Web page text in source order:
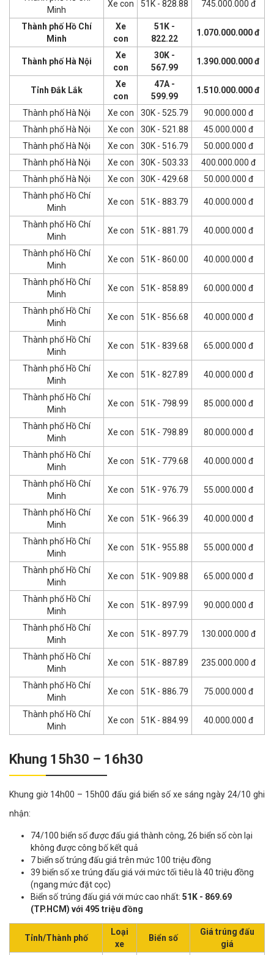
Minh
Xe con 51K - 828.88 745.000.000 đ
Thành phố Hồ Chí
Minh
Xe
con
51K -
822.22
1.070.000.000 đ
Thành phố Hà Nội
Xe
con
30K -
567.99
1.390.000.000 đ
Tỉnh Đắk Lắk
Xe
con
47A -
599.99
1.510.000.000 đ
Thành phố Hà Nội Xe con 30K - 525.79
90.000.000 đ
Thành phố Hà Nội
Xe con 30K - 521.88
45.000.000 đ
Thành phố Hà Nội
Xe con 30K - 516.79
50.000.000 đ
Thành phố Hà Nội
Xe con 30K - 503.33
400.000.000 đ
Thành phố Hà Nội
Xe con 30K - 429.68
50.000.000 đ
Thành phố Hồ Chí
Minh
Xe con 51K - 883.79 40.000.000 đ
Thành phố Hồ Chí
Minh
Xe con 51K - 881.79 40.000.000 đ
Thành phố Hồ Chí
Minh
Xe con 51K - 860.00 40.000.000 đ
Thành phố Hồ Chí
Minh
Xe con 51K - 858.89 60.000.000 đ
Thành phố Hồ Chí
Minh
Xe con 51K - 856.68 40.000.000 đ
Thành phố Hồ Chí
Minh
Xe con 51K - 839.68 65.000.000 đ
Thành phố Hồ Chí
Minh
Xe con 51K - 827.89 40.000.000 đ
Thành phố Hồ Chí
Minh
Xe con 51K - 798.99 85.000.000 đ
Thành phố Hồ Chí
Minh
Xe con 51K - 798.89 80.000.000 đ
Thành phố Hồ Chí
Minh
Xe con 51K - 779.68 40.000.000 đ
Thành phố Hồ Chí
Minh
Xe con 51K - 976.79 55.000.000 đ
Thành phố Hồ Chí
Minh
Xe con 51K - 966.39 40.000.000 đ
Thành phố Hồ Chí
Minh
Xe con 51K - 955.88 55.000.000 đ
Thành phố Hồ Chí
Minh
Xe con 51K - 909.88 65.000.000 đ
Thành phố Hồ Chí
Minh
Xe con 51K - 897.99 90.000.000 đ
Thành phố Hồ Chí
Minh
Xe con 51K - 897.79 130.000.000 đ
Thành phố Hồ Chí
Minh
Xe con 51K - 887.89 235.000.000 đ
Thành phố Hồ Chí
Minh
Xe con 51K - 886.79 75.000.000 đ
Thành phố Hồ Chí
Minh
Xe con 51K - 884.99 40.000.000 đ
Khung 15h30 – 16h30
Khung giờ 14h00 – 15h00 đấu giá biển số xe sáng ngày 24/10 ghi
nhận:
74/100 biển số được đấu giá thành công, 26 biển số còn lại
không được công bố kết quả
7 biển số trúng đấu giá trên mức 100 triệu đồng
39 biển số xe trúng đấu giá với mức tối tiêu là 40 triệu đồng
(ngang mức đặt cọc)
Biển số trúng đấu giá với mức cao nhất: 51K - 869.69
(TP.HCM) với 495 triệu đồng
Tỉnh/Thành phố
Loại
xe
Biển số
Giá trúng đấu
giá